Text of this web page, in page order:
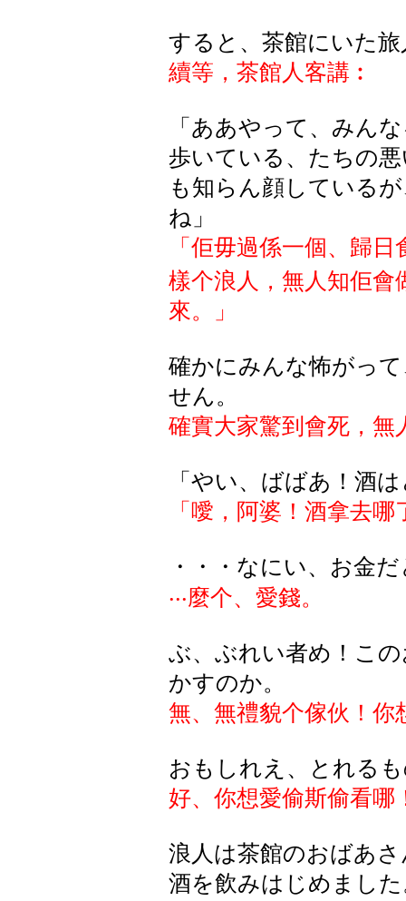
すると、茶館にいた
續等，茶館人客講︰
「ああやって、みん
歩いている、たちの
も知らん顔している
ね」
「佢毋過係一個 、歸日
樣个浪人，無人知佢會
來。
」
確かにみんな怖がっ
せん。
確實大家驚到會死，無
「やい、ばばあ！酒
「噯，阿婆！酒拿去哪
・・・なにい、お金
‧‧‧麼个、愛錢。
ぶ、ぶれい者め！こ
かすのか。
無、無禮貌个傢伙！你
おもしれえ、とれる
好、你想愛偷斯偷看哪
浪人は茶館のおばあ
酒を飲みはじめまし